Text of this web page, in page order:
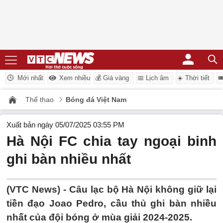
Mới nhất Xem nhiều 💰 Giá vàng 📅 Lịch âm ☀️ Thời tiết
Thể thao Bóng đá Việt Nam
Xuất bản ngày 05/07/2025 03:55 PM
Hà Nội FC chia tay ngoại binh
ghi bàn nhiều nhất
(VTC News) - Câu lạc bộ Hà Nội không giữ lại
tiền đạo Joao Pedro, cầu thủ ghi bàn nhiều
nhất của đội bóng ở mùa giải 2024-2025.